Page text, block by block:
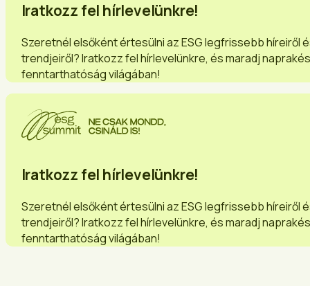
Iratkozz fel hírlevelünkre!
Szeretnél elsőként értesülni az ESG legfrissebb híreiről
trendjeiről? Iratkozz fel hírlevelünkre, és maradj
fenntarthatóság világában!
Iratkozz fel hírlevelünkre!
Szeretnél elsőként értesülni az ESG legfrissebb híreiről
trendjeiről? Iratkozz fel hírlevelünkre, és maradj
fenntarthatóság világában!